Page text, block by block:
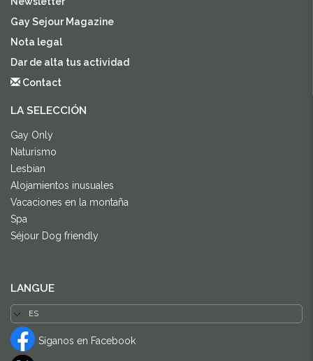
Gay Sejour Magazine
Nota legal
Dar de alta tus actividad
Contact
LA SELECCIÓN
Gay Only
Naturismo
Lesbian
Alojamientos inusuales
Vacaciones en la montaña
Spa
Séjour Dog friendly
LANGUE
Síganos en Facebook